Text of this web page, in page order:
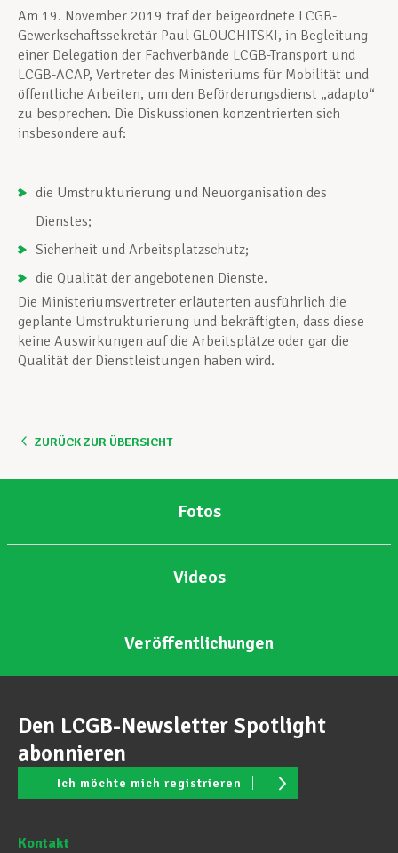
Am 19. November 2019 traf der beigeordnete LCGB-
Gewerkschaftssekretär Paul GLOUCHITSKI, in Begleitung
einer Delegation der Fachverbände LCGB-Transport und
LCGB-ACAP, Vertreter des Ministeriums für Mobilität und
öffentliche Arbeiten, um den Beförderungsdienst „adapto“
zu besprechen. Die Diskussionen konzentrierten sich
insbesondere auf:
die Umstrukturierung und Neuorganisation des
Dienstes;
Sicherheit und Arbeitsplatzschutz;
die Qualität der angebotenen Dienste.
Die Ministeriumsvertreter erläuterten ausführlich die
geplante Umstrukturierung und bekräftigten, dass diese
keine Auswirkungen auf die Arbeitsplätze oder gar die
Qualität der Dienstleistungen haben wird.
ZURÜCK ZUR ÜBERSICHT
Fotos
Videos
Veröffentlichungen
Den LCGB-Newsletter Spotlight
abonnieren
Ich möchte mich registrieren
Kontakt